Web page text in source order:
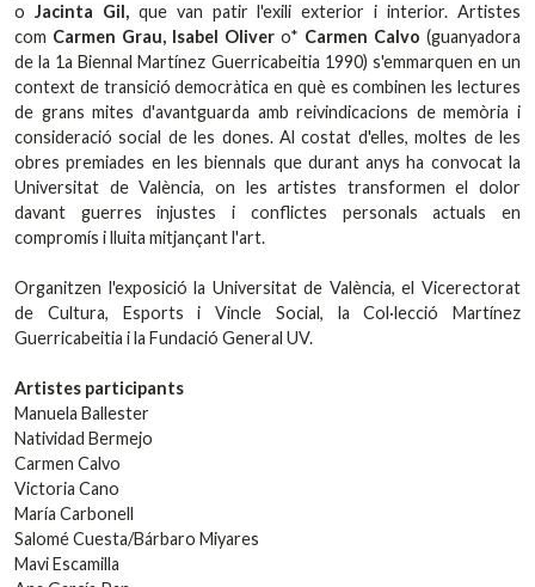
o Jacinta Gil,que van patir l'exili exterior i interior. Artistes
com Carmen Grau, Isabel Oliver o* Carmen Calvo (guanyadora
de la 1a Biennal Martínez Guerricabeitia 1990) s'emmarquen en un
context de transició democràtica en què es combinen les lectures
de grans mites d'avantguarda amb reivindicacions de memòria i
consideració social de les dones. Al costat d'elles, moltes de les
obres premiades en les biennals que durant anys ha convocat la
Universitat de València, on les artistes transformen el dolor
davant guerres injustes i conflictes personals actuals en
compromís i lluita mitjançant l'art.
Organitzen l'exposició la Universitat de València, el Vicerectorat
de Cultura, Esports i Vincle Social, la Col·lecció Martínez
Guerricabeitia i la Fundació General UV.
Artistes participants
Manuela Ballester
Natividad Bermejo
Carmen Calvo
Victoria Cano
María Carbonell
Salomé Cuesta/Bárbaro Miyares
Mavi Escamilla